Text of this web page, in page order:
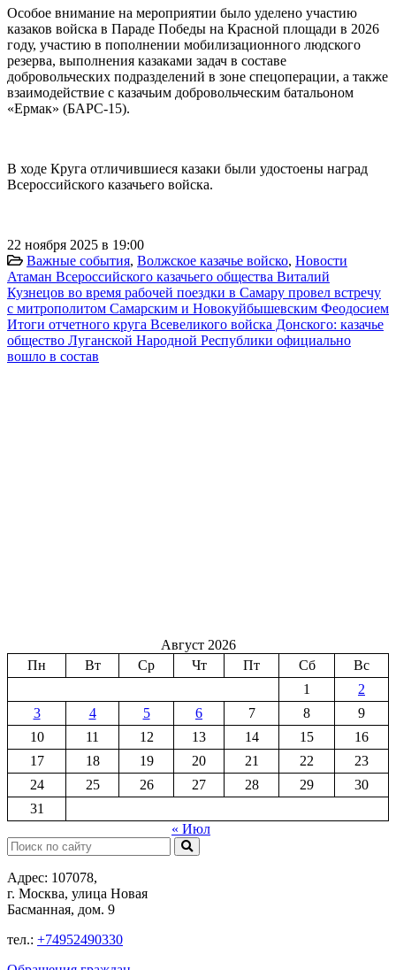
Особое внимание на мероприятии было уделено участию
казаков войска в Параде Победы на Красной площади в 2026
году, участию в пополнении мобилизационного людского
резерва, выполнения казаками задач в составе
добровольческих подразделений в зоне спецоперации, а также
взаимодействие с казачьим добровольческим батальоном
«Ермак» (БАРС-15).
В ходе Круга отличившиеся казаки были удостоены наград
Всероссийского казачьего войска.
22 ноября 2025 в 19:00
Важные события, Волжское казачье войско, Новости
Атаман Всероссийского казачьего общества Виталий
Кузнецов во время рабочей поездки в Самару провел встречу
с митрополитом Самарским и Новокуйбышевским Феодосием
Итоги отчетного круга Всевеликого войска Донского: казачье
общество Луганской Народной Республики официально
вошло в состав
Август 2026
Пн
Вт Ср Чт Пт Сб
Вс
1
2
3
4 5 6 7 8
9
10
11 12 13 14 15
16
17
18 19 20 21 22
23
24
25 26 27 28 29
30
31
« Июл
Поиск:
Адрес: 107078,
г. Москва, улица Новая
Басманная, дом. 9
тел.: +74952490330